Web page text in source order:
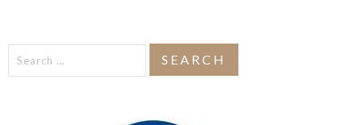
Search
for: